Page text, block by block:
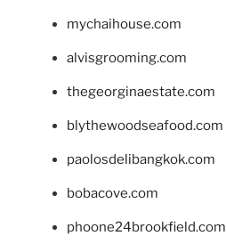
mychaihouse.com
alvisgrooming.com
thegeorginaestate.com
blythewoodseafood.com
paolosdelibangkok.com
bobacove.com
phoone24brookfield.com